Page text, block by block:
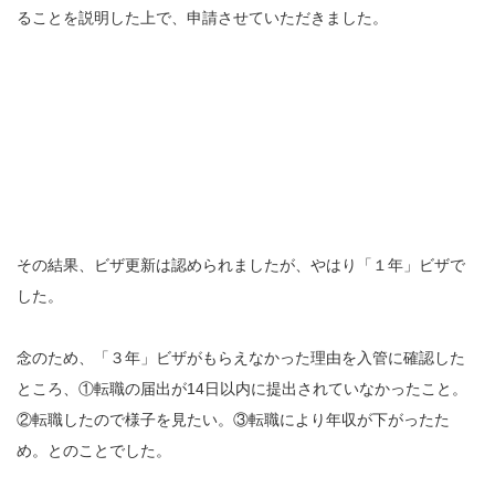
ることを説明した上で、申請させていただきました。
その結果、ビザ更新は認められましたが、やはり「１年」ビザで
した。
念のため、「３年」ビザがもらえなかった理由を入管に確認した
ところ、①転職の届出が14日以内に提出されていなかったこと。
②転職したので様子を見たい。③転職により年収が下がったた
め。とのことでした。